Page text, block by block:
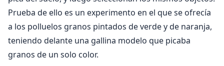
Prueba de ello es un experimento en el que se ofrecía
a los polluelos granos pintados de verde y de naranja,
teniendo delante una gallina modelo que picaba
granos de un solo color.